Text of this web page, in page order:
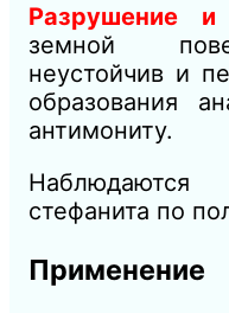
Разрушение и
земной
неустойчив и
образования
антимониту.
стефанита по
Применение